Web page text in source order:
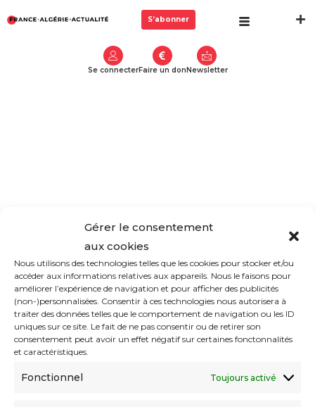
Gérer le consentement
aux cookies
Nous utilisons des technologies telles que les cookies pour stocker et/ou
accéder aux informations relatives aux appareils. Nous le faisons pour
améliorer l’expérience de navigation et pour afficher des publicités
(non-)personnalisées. Consentir à ces technologies nous autorisera à
traiter des données telles que le comportement de navigation ou les ID
uniques sur ce site. Le fait de ne pas consentir ou de retirer son
consentement peut avoir un effet négatif sur certaines fonctonnalités
et caractéristiques.
Fonctionnel Toujours activé
S’abonner
Se connecterFaire un donNewsletter